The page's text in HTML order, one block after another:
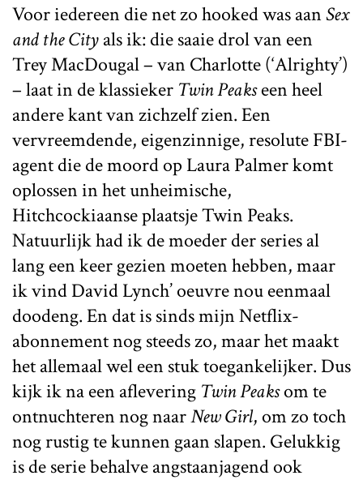
Voor iedereen die net zo hooked was aanSex
and the Cityals ik: die saaie drol van een
Trey MacDougal – van Charlotte (‘Alrighty’)
– laat in de klassieker Twin Peakseen heel
andere kant van zichzelf zien. Een
vervreemdende, eigenzinnige, resolute FBI-
agent die de moord op Laura Palmer komt
oplossen in het unheimische,
Hitchcockiaanse plaatsje Twin Peaks.
Natuurlijk had ik de moeder der series al
lang een keer gezien moeten hebben, maar
ik vind David Lynch’ oeuvre nou eenmaal
doodeng. En dat is sinds mijn Netflix-
abonnement nog steeds zo, maar het maakt
het allemaal wel een stuk toegankelijker. Dus
kijk ik na een aflevering Twin Peaksom te
ontnuchteren nog naarNew Girl, om zo toch
nog rustig te kunnen gaan slapen. Gelukkig
is de serie behalve angstaanjagend ook